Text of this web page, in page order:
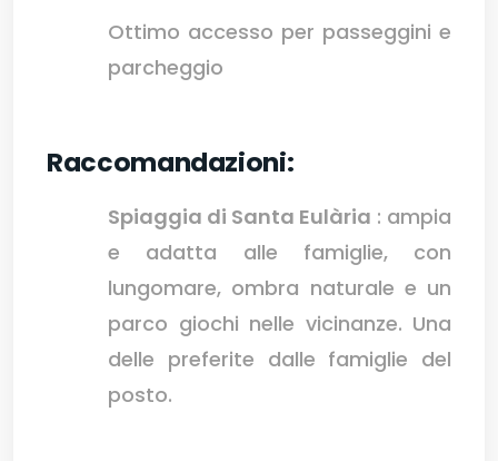
Ottimo accesso per passeggini e
parcheggio
Raccomandazioni:
Spiaggia di Santa Eulària : ampia
e adatta alle famiglie, con
lungomare, ombra naturale e un
parco giochi nelle vicinanze. Una
delle preferite dalle famiglie del
posto.